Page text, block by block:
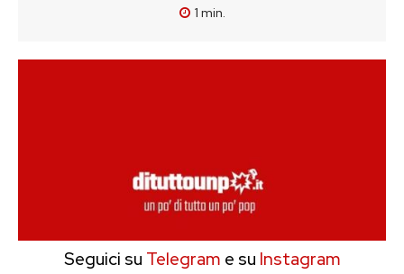
1 min.
Seguici su Telegram e su Instagram